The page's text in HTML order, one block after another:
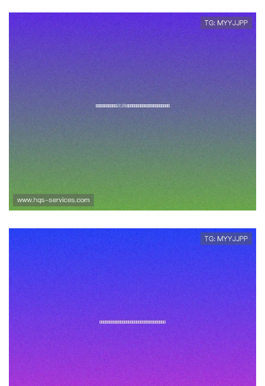
皇冠官网为足球迷提供2026世界
杯最新赛程、比赛直播和精彩集
锦全景报道
澳门葡京网站为用户提供世界杯
赛事相关的最新新闻资讯与赛场
内幕报道